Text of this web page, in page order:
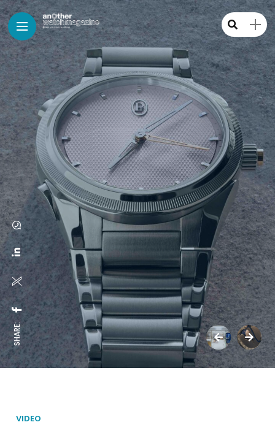
SHARE:
VIDEO